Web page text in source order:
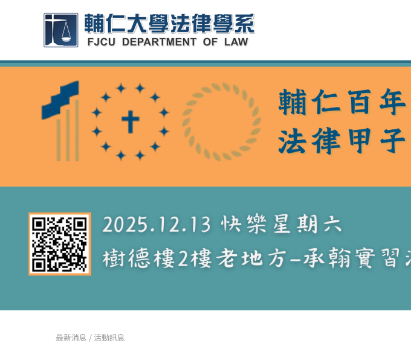
最新消息 / 活動訊息